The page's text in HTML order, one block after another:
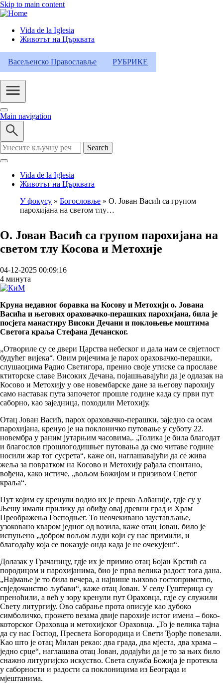
Skip to main content
Header
Category
Menu
Vida de la Iglesia
Животът на Църквата
Васељенско Православље РУБРИКЕ
Main navigation
Search
Vida de la Iglesia
Животът на Църквата
Breadcrumb
У фокусу Богословље
О. Јован Васић са групом
парохијана на светом тлу…
О. Јован Васић са групом парохијана на
светом тлу Косова и Метохије
04-12-2025 00:09:16
4 минута
Круна недавног боравка на Косову и Метохији о. Јована
Васића и његових ораховачко-перашких парохијана, била је
посјета манастиру Високи Дечани и поклоњење моштима
Светога краља Стефана Дечанског.
„Отвориле су се двери Царства небеског и дала нам се свјетлост
будућег вијека“. Овим ријечима је парох ораховачко-перашки,
слушаоцима Радио Светигора, пренио своје утиске са прославе
ктиторске славе Високих Дечана, појашњавајући да је одлазак на
Косово и Метохију у ове новембарске дане за његову парохију
само наставак пута започетог прошле године када су први пут
саборно, као заједница, походили Метохију.
Отац Јован Васић, парох ораховачко-перашки, заједно са осам
парохијана, кренуо је на поклоничко путовање у суботу 22.
новембра у раним јутарњим часовима,. „Толика је била благодат
и благослов прошлогодишњег путовања да смо читаве године
носили жар тог сусрета“, каже он, наглашавајући да се жива
жеља за повратком на Косово и Метохију рађала спонтано,
вођена, како истиче, „вољом Божијом и призивом Светог
краља“.
Пут којим су кренули водио их је преко Албаније, гдје су у
Љешу имали прилику да обиђу овај древни град и Храм
Преображења Господњег. То неочекивано заустављање,
узоковано кваром једног од возила, каже отац Јован, било је
испуњено „добром вољом људи који су нас примили, и
благодаћу која се показује онда када је не очекујеш“.
Долазак у Грачаницу, гдје их је примио отац Бојан Крстић са
породицом и парохијанима, био је прва велика радост тога дана.
„Најмање је то била вечера, а највише њихово гостопримство,
свједочанство љубави“, каже отац Јован. У селу Гуштерица су
преноћили, а већ у зору кренули пут Ораховца, гдје су служили
Свету литургију. Ово сабрање прота описује као дубоко
симболичко, прожето везама двије парохије истог имена – боко-
которског Ораховца и метохијског Ораховца. „То је велика тајна
да су нас Господ, Пресвета Богородица и Свети Ђорђе повезали.
Као што је отац Милан рекао: два града, два мјеста, два храма –
једно срце“, наглашава отац Јован, додајући да је то за њих било
снажно литургијско искуство. Света служба Божија је протекла
у саборности и радости са поклоницима из Београда и
мјештанима.